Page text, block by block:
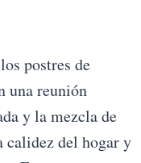
postres de
una reunión
y la mezcla de
calidez del hogar y